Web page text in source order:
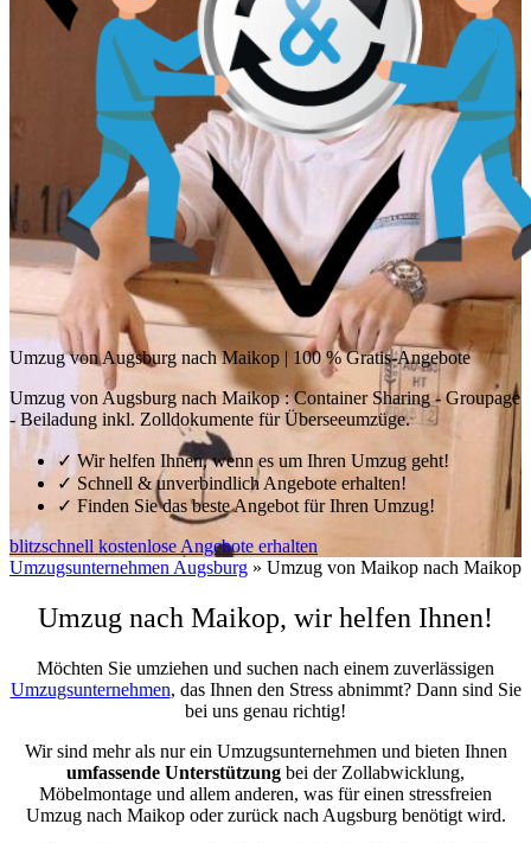
Umzug von Augsburg nach Maikop | 100 % Gratis-Angebote
Umzug von Augsburg nach Maikop : Container Sharing - Groupage
- Beiladung inkl. Zolldokumente für Überseeumzüge.
✓ Wir helfen Ihnen, wenn es um Ihren Umzug geht!
✓Schnell & unverbindlich Angebote erhalten!
✓ Finden Sie das beste Angebot für Ihren Umzug!
blitzschnell kostenlose Angebote erhalten
Umzugsunternehmen Augsburg » Umzug von Maikop nach Maikop
Umzug nach Maikop, wir helfen Ihnen!
Möchten Sie umziehen und suchen nach einem zuverlässigen
Umzugsunternehmen, das Ihnen den Stress abnimmt? Dann sind Sie
bei uns genau richtig!
Wir sind mehr als nur ein Umzugsunternehmen und bieten Ihnen
umfassende Unterstützung bei der Zollabwicklung,
Möbelmontage und allem anderen, was für einen stressfreien
Umzug nach Maikop oder zurück nach Augsburg benötigt wird.